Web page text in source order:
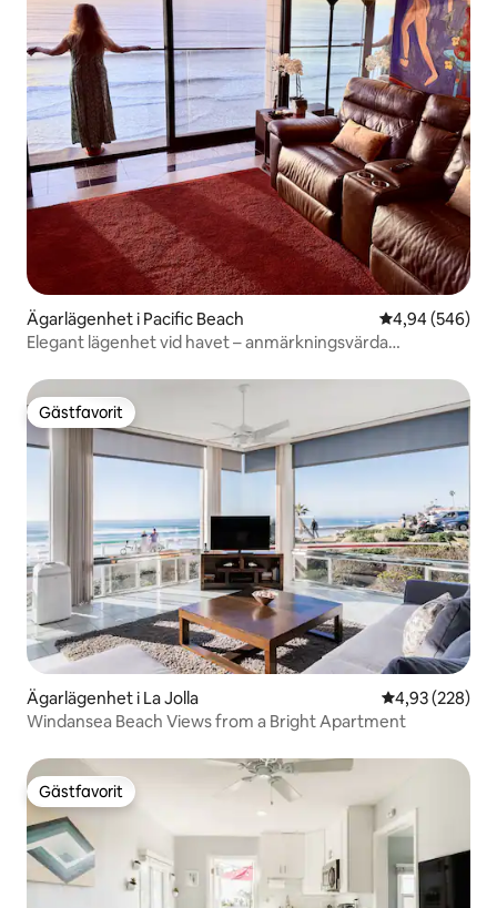
Ägarlägenhet i Pacific Beach 4,94 av 5 i
4,94 (546)
Elegant lägenhet vid havet – anmärkningsvärda
Gästfavorit
Gästfavorit
Ägarlägenhet i La Jolla 4,93 av 5 i
4,93 (228)
Windansea Beach Views from a Bright Apartment
Gästfavorit
Gästfavorit